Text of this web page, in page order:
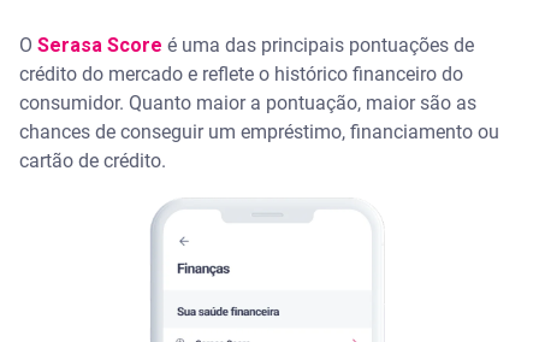
O Serasa Score é uma das principais pontuações de
crédito do mercado e reflete o histórico financeiro do
consumidor. Quanto maior a pontuação, maior são as
chances de conseguir um empréstimo, financiamento ou
cartão de crédito.